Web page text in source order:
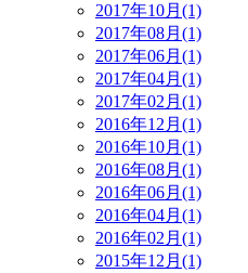
2017年10月(1)
2017年08月(1)
2017年06月(1)
2017年04月(1)
2017年02月(1)
2016年12月(1)
2016年10月(1)
2016年08月(1)
2016年06月(1)
2016年04月(1)
2016年02月(1)
2015年12月(1)